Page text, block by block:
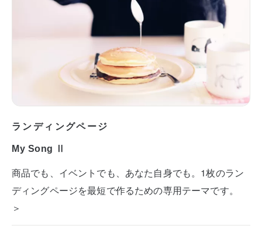
ランディングページ
My Song Ⅱ
商品でも、イベントでも、あなた自身でも。1枚のラン
ディングページを最短で作るための専用テーマです。
＞